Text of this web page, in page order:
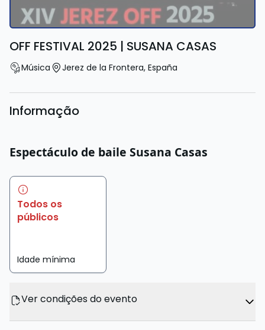
OFF FESTIVAL 2025 | SUSANA CASAS
Música Jerez de la Frontera, España
Informação
Espectáculo de baile Susana Casas
Todos os
públicos
Idade mínima
Ver condições do evento